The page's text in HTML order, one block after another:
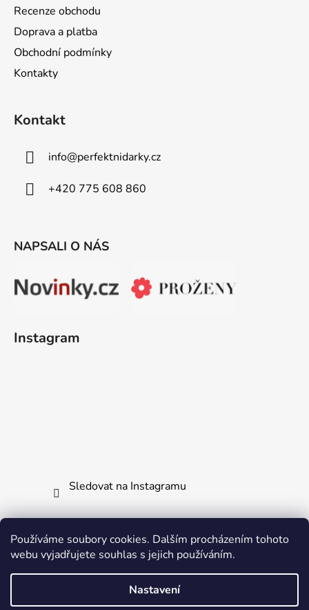
Používáme soubory cookies. Dalším procházením tohoto
webu vyjadřujete souhlas s jejich používáním.
Nastavení
Recenze obchodu
Doprava a platba
Obchodní podmínky
Kontakty
Kontakt
info@perfektnidarky.cz
+420 775 608 860
NAPSALI O NÁS
Instagram
Sledovat na Instagramu
Jak vrátit či reklamovat zboží Všechny naše produkty
Ochrana osobních údajů